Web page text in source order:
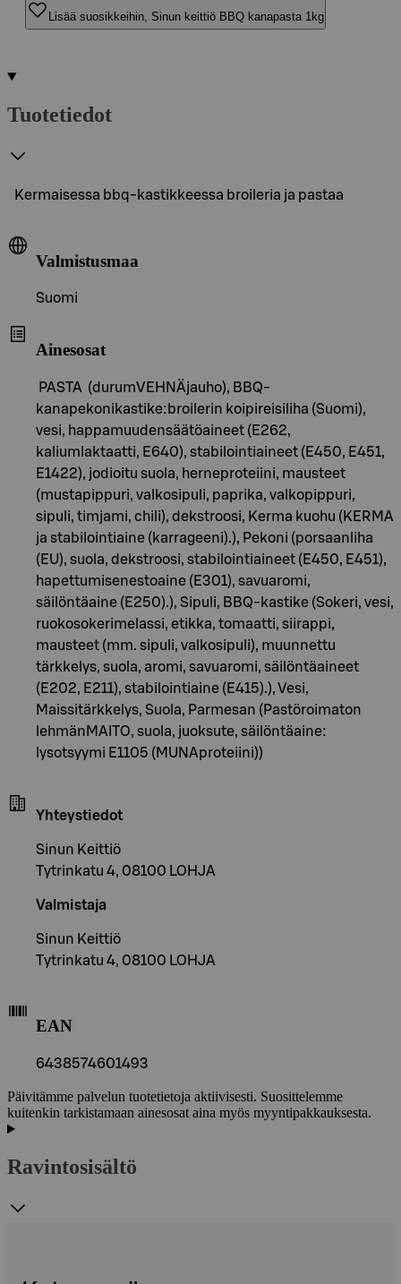
Lisää suosikkeihin, Sinun keittiö BBQ kanapasta 1kg
Tuotetiedot
Kermaisessa bbq-kastikkeessa broileria ja pastaa
Valmistusmaa
Suomi
Ainesosat
PASTA (durumVEHNÄjauho), BBQ-
kanapekonikastike:broilerin koipireisiliha (Suomi),
vesi, happamuudensäätöaineet (E262,
kaliumlaktaatti, E640), stabilointiaineet (E450, E451,
E1422), jodioitu suola, herneproteiini, mausteet
(mustapippuri, valkosipuli, paprika, valkopippuri,
sipuli, timjami, chili), dekstroosi, Kerma kuohu (KERMA
ja stabilointiaine (karrageeni).), Pekoni (porsaanliha
(EU), suola, dekstroosi, stabilointiaineet (E450, E451),
hapettumisenestoaine (E301), savuaromi,
säilöntäaine (E250).), Sipuli, BBQ-kastike (Sokeri, vesi,
ruokosokerimelassi, etikka, tomaatti, siirappi,
mausteet (mm. sipuli, valkosipuli), muunnettu
tärkkelys, suola, aromi, savuaromi, säilöntäaineet
(E202, E211), stabilointiaine (E415).), Vesi,
Maissitärkkelys, Suola, Parmesan (Pastöroimaton
lehmänMAITO, suola, juoksute, säilöntäaine:
lysotsyymi E1105 (MUNAproteiini))
Yhteystiedot
Sinun Keittiö
Tytrinkatu 4, 08100 LOHJA
Valmistaja
Sinun Keittiö
Tytrinkatu 4, 08100 LOHJA
EAN
6438574601493
Päivitämme palvelun tuotetietoja aktiivisesti. Suosittelemme
kuitenkin tarkistamaan ainesosat aina myös myyntipakkauksesta.
Ravintosisältö